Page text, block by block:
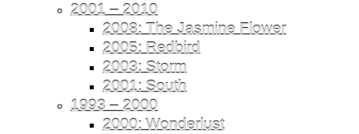
2001 – 2010
2008: The Jasmine Flower
2005: Redbird
2003: Storm
2001: South
1993 – 2000
2000: Wonderlust